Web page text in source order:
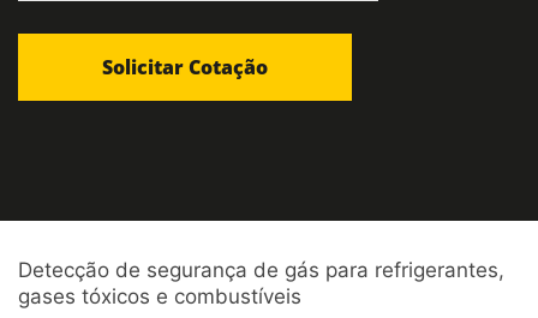
Detecção de segurança de gás para refrigerantes,
gases tóxicos e combustíveis